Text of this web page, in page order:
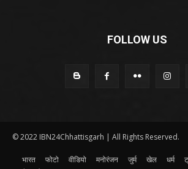
FOLLOW US
© 2022 IBN24Chhattisgarh | All Rights Reserved.
भारत फोटो वीडियो मनोरंजन जुर्म खेल धर्म